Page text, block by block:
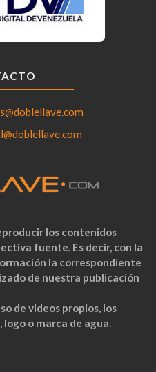
los contenidos
fuente. Es decir, con la
la correspondiente
de nuestra publicación
de videos propios, los
o marca de agua.